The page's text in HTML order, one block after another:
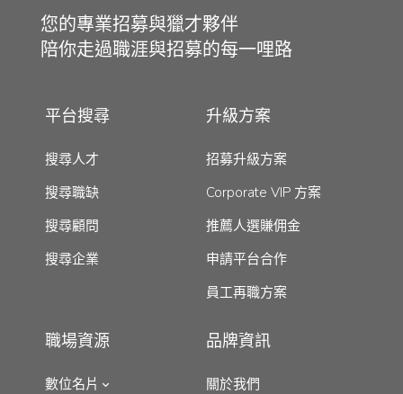
您的專業招募與獵才夥伴
陪你走過職涯與招募的每一哩路
平台搜尋
搜尋人才
搜尋職缺
搜尋顧問
搜尋企業
升級方案
招募升級方案
Corporate VIP 方案
推薦人選賺佣金
申請平台合作
員工再職方案
職場資源
數位名片
品牌資訊
關於我們